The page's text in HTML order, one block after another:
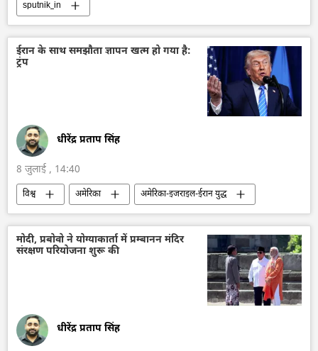
sputnik_in
ईरान के साथ समझौता ज्ञापन खत्म हो गया है:
ट्रंप
धीरेंद्र प्रताप सिंह
8 जुलाई , 14:40
विश्व अमेरिका
अमेरिका-इजराइल-ईरान युद्ध
ईरान
तेहरान
द्विपक्षीय रिश्ते
इस्लामिक रिवोल्यूशनरी गार्ड कॉर्प्स
नाटो
डॉनल्ड ट्रम्प
मोदी, प्रबोवो ने योग्याकार्ता में प्रम्बानन मंदिर
संरक्षण परियोजना शुरू की
धीरेंद्र प्रताप सिंह